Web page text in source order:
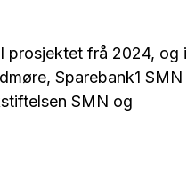
prosjektet frå 2024, og i
Sparebank1 SMN
SMN og